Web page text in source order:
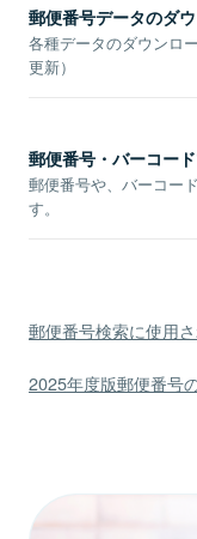
郵便番号データのダ
各種データのダウンロ
更新）
郵便番号・バーコー
郵便番号や、バーコー
す。
郵便番号検索に使用
2025年度版郵便番号